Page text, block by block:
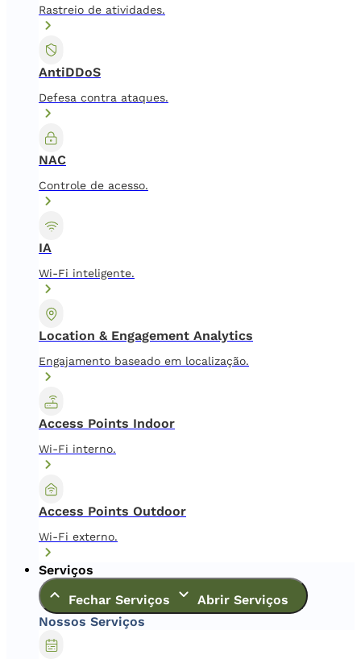
Rastreio de atividades.
AntiDDoS
Defesa contra ataques.
NAC
Controle de acesso.
IA
Wi-Fi inteligente.
Location & Engagement Analytics
Engajamento baseado em localização.
Access Points Indoor
Wi-Fi interno.
Access Points Outdoor
Wi-Fi externo.
Serviços
Fechar Serviços
Abrir Serviços
Nossos Serviços